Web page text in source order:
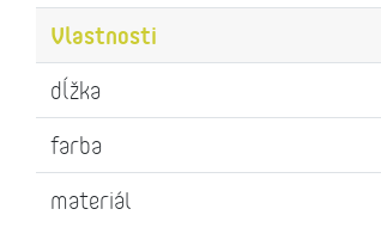
Vlastnosti
dĺžka
farba
materiál